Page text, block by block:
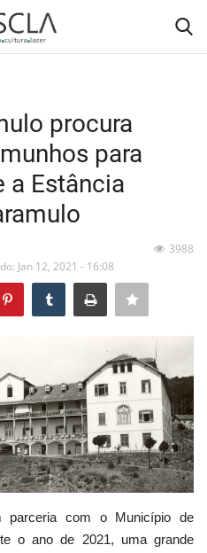
procura
para
a Estância
Jan 12, 2021 - 16:08
3988
parceria com o Município de
o ano de 2021, uma grande